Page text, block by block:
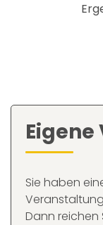
Sie haben
Dann reichen